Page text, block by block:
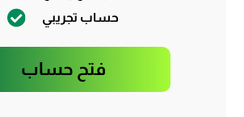
حساب تجريبي
فتح حساب